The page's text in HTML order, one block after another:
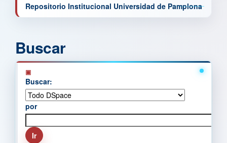
Repositorio Institucional Universidad de Pamplona
Buscar
Buscar:
por